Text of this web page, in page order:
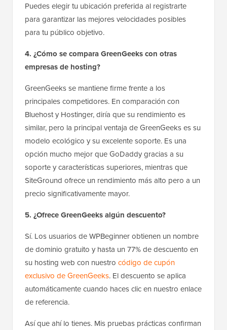
Puedes elegir tu ubicación preferida al registrarte
para garantizar las mejores velocidades posibles
para tu público objetivo.
4. ¿Cómo se compara GreenGeeks con otras
empresas de hosting?
GreenGeeks se mantiene firme frente a los
principales competidores. En comparación con
Bluehost y Hostinger, diría que su rendimiento es
similar, pero la principal ventaja de GreenGeeks es su
modelo ecológico y su excelente soporte. Es una
opción mucho mejor que GoDaddy gracias a su
soporte y características superiores, mientras que
SiteGround ofrece un rendimiento más alto pero a un
precio significativamente mayor.
5. ¿Ofrece GreenGeeks algún descuento?
Sí. Los usuarios de WPBeginner obtienen un nombre
de dominio gratuito y hasta un 77% de descuento en
su hosting web con nuestro código de cupón
exclusivo de GreenGeeks. El descuento se aplica
automáticamente cuando haces clic en nuestro enlace
de referencia.
Así que ahí lo tienes. Mis pruebas prácticas confirman